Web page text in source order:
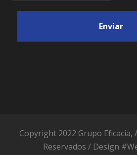
Copyright 2022 Grupo Eficacia,
Reservados / Design